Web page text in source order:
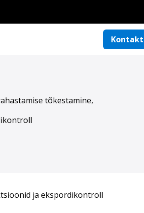
tõkestamine,
Kontakt
ja ekspordikontroll